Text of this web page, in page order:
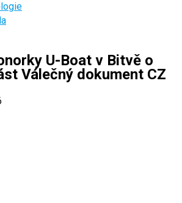
U-Boat v Bitvě o
Válečný dokument CZ